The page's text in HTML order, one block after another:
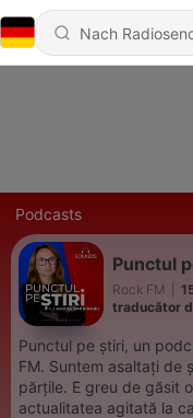
Podcasts
Punctul
Rock FM
traducător
Punctul pe știri, un
FM. Suntem asaltați de
părțile. E greu de găsit
actualitatea agitată la